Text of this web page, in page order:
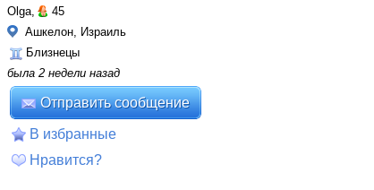
Olga,
45
Ашкелон, Израиль
Близнецы
была 2 недели назад
Отправить сообщение
В избранные
Нравится?